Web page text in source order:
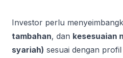
Investor perlu
tambahan, dan kesesuaian
syariah) sesuai dengan